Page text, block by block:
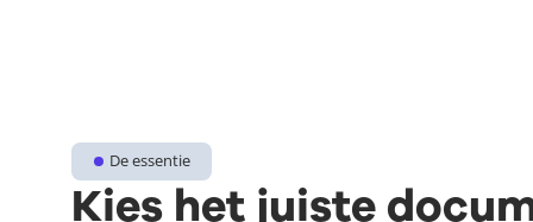
De essentie
Kies het juiste